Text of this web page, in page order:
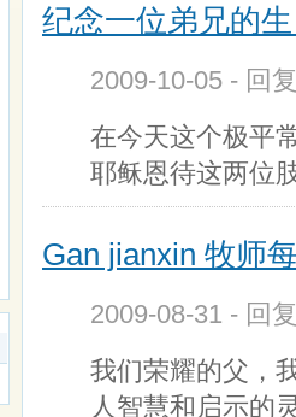
纪念一位弟兄的
2009-10-05 - 回
在今天这个极平
耶稣恩待这两位
Gan jianxin 牧师
2009-08-31 - 回
我们荣耀的父，
人智慧和启示的